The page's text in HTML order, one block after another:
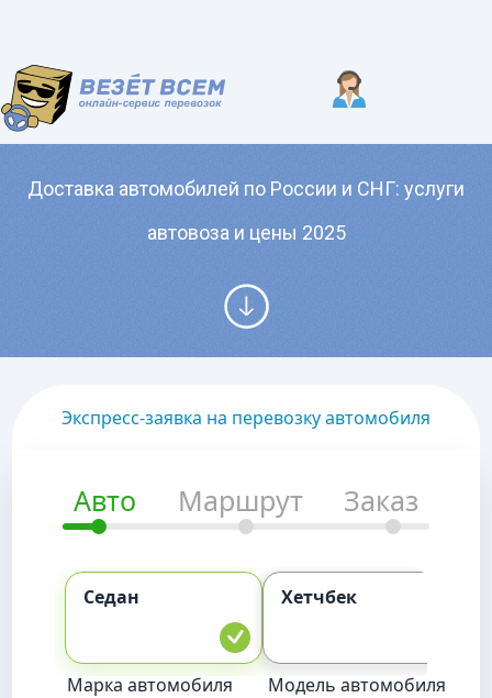
Доставка автомобилей по России и СНГ: услуги
автовоза и цены 2025
Экспресс-заявка на перевозку автомобиля
Авто Маршрут Заказ
Седан Хетчбек
Марка автомобиля Модель автомобиля